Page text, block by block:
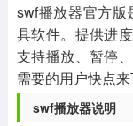
swf播放器官方
具软件。提供进
支持播放、暂停
需要的用户快点来
swf播放器说明